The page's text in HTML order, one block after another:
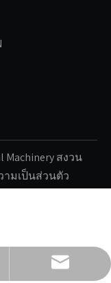
Machinery สงวน
ามเป็นส่วนตัว